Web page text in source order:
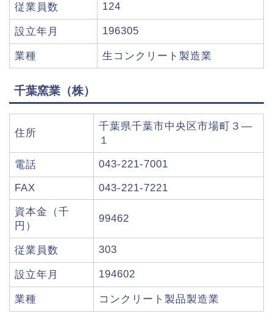
従業員数 124
設立年月 196305
業種 生コンクリート製造業
千葉窯業（株）
住所
千葉県千葉市中央区市場町３―
１
電話 043-221-7001
FAX 043-221-7221
資本金（千
円）
99462
従業員数 303
設立年月 194602
業種 コンクリート製品製造業